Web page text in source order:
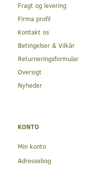
Fragt og levering
Firma profil
Kontakt os
Betingelser & Vilkår
Returneringsformular
Oversigt
Nyheder
KONTO
Min konto
Adressebog